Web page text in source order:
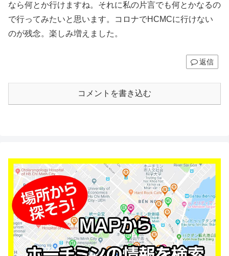
なら何とか行けますね。それに私の片言でも何とかなるの
で行ってみたいと思います。コロナでHCMCに行けない
のが残念。楽しみ増えました。
返信
コメントを書き込む